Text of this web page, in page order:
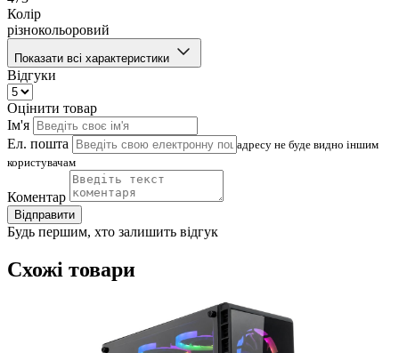
Колір
різнокольоровий
Показати всі характеристики
Відгуки
Оцінити товар
Ім'я
Ел. пошта
адресу не буде видно іншим
користувачам
Коментар
Відправити
Будь першим, хто залишить відгук
Схожі товари